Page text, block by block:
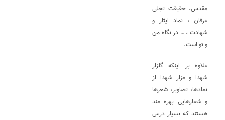
مقدس، حقیقت تجلی
عرفان ، نماد ایثار و
شهادت ، … در نگاه من
و تو است.
علاوه بر اینکه گلزار
شهدا و مزار شهدا از
نمادها، تصاویر، شعرها
و شعارهایی بهره مند
هستند که بسیار درس